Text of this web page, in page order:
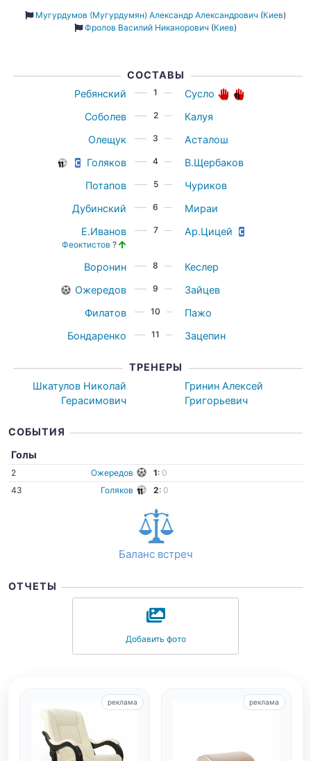
Мугурдумов (Мугурдумян) Александр Александрович (Киев)
Фролов Василий Никанорович (Киев)
СОСТАВЫ
Ребянский
1
Сусло
Соболев
2
Калуя
Олещук
3
Асталош
Голяков
4
В.Щербаков
Потапов
5
Чуриков
Дубинский
6
Мираи
Е.Иванов
Феоктистов ?
7 Ар.Цицей
Воронин 8
Кеслер
Ожередов
9
Зайцев
Филатов
10
Пажо
Бондаренко
11 Зацепин
ТРЕНЕРЫ
Шкатулов Николай
Герасимович
Гринин Алексей
Григорьевич
СОБЫТИЯ
Голы
2 Ожередов 1: 0
43
Голяков 2: 0
Баланс встреч
ОТЧЕТЫ
Добавить фото
реклама реклама